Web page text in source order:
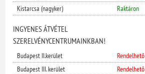
Kistarcsa (nagyker)
Raktáron
INGYENES ÁTVÉTEL
SZERELVÉNYCENTRUMAINKBAN!
Budapest II.kerület
Rendelhető
Budapest III. kerület
Rendelhető